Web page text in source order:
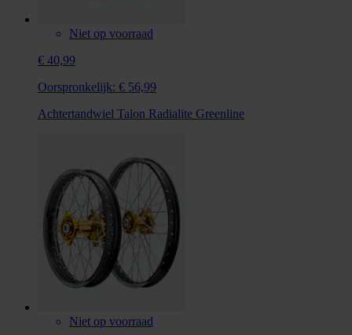
Niet op voorraad
€ 40,99
Oorspronkelijk: € 56,99
Achtertandwiel Talon Radialite Greenline
Niet op voorraad